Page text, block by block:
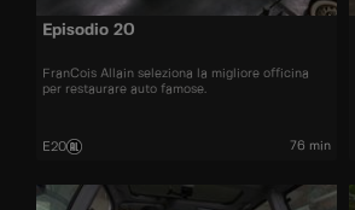
Episodio 20
FranCois Allain seleziona la migliore officina
per restaurare auto famose.
E20 76 min